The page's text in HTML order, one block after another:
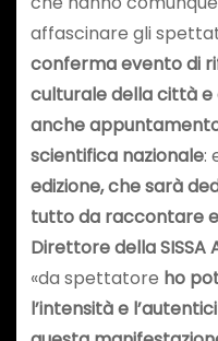
affascinare gli
conferma evento di
culturale della città e
anche
scientifica nazionale:
edizione, che sarà
tutto da raccontare
Direttore della SISSA
«da spettatore ho
l’intensità e